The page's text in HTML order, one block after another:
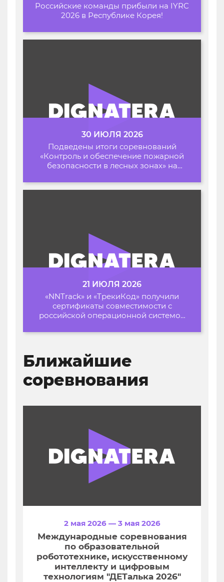
Российские команды прибыли на IYRC
2026 в Республике Корея!
30 ИЮЛЯ 2026
Подведены итоги соревнований
«Контроль и обеспечение пожарной
безопасности в лесных зонах» на
21 ИЮЛЯ 2026
«NNTrack» и «ТрекиКод» получили
сертификаты совместимости с
российской операционной системой
Ближайшие
соревнования
2 мая 2026 — 3 мая 2026
Международные соревнования
по образовательной
робототехнике, искусственному
интеллекту и цифровым
технологиям "ДЕТалька 2026"